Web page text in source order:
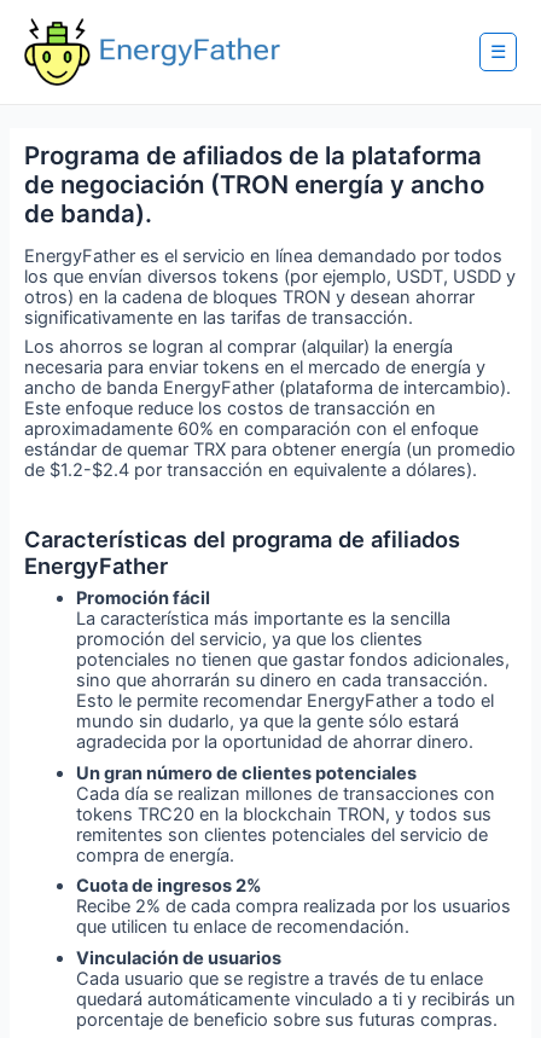
content
☰
Programa de afiliados de la plataforma
de negociación (TRON energía y ancho
de banda).
EnergyFather es el servicio en línea demandado por todos
los que envían diversos tokens (por ejemplo, USDT, USDD y
otros) en la cadena de bloques TRON y desean ahorrar
significativamente en las tarifas de transacción.
Los ahorros se logran al comprar (alquilar) la energía
necesaria para enviar tokens en el mercado de energía y
ancho de banda EnergyFather (plataforma de intercambio).
Este enfoque reduce los costos de transacción en
aproximadamente 60% en comparación con el enfoque
estándar de quemar TRX para obtener energía (un promedio
de $1.2-$2.4 por transacción en equivalente a dólares).
Características del programa de afiliados
EnergyFather
Promoción fácil
La característica más importante es la sencilla
promoción del servicio, ya que los clientes
potenciales no tienen que gastar fondos adicionales,
sino que ahorrarán su dinero en cada transacción.
Esto le permite recomendar EnergyFather a todo el
mundo sin dudarlo, ya que la gente sólo estará
agradecida por la oportunidad de ahorrar dinero.
Un gran número de clientes potenciales
Cada día se realizan millones de transacciones con
tokens TRC20 en la blockchain TRON, y todos sus
remitentes son clientes potenciales del servicio de
compra de energía.
Cuota de ingresos 2%
Recibe 2% de cada compra realizada por los usuarios
que utilicen tu enlace de recomendación.
Vinculación de usuarios
Cada usuario que se registre a través de tu enlace
quedará automáticamente vinculado a ti y recibirás un
porcentaje de beneficio sobre sus futuras compras.